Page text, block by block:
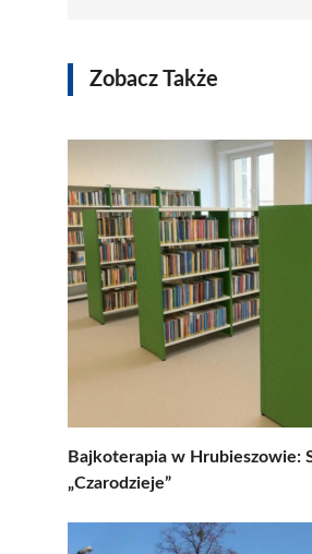
Zobacz Także
Bajkoterapia w Hrubieszowie:
„Czarodzieje”